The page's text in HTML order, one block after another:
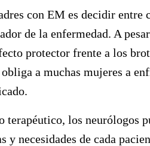
con EM es decidir entre
de la enfermedad. A
protector frente a los
a muchas mujeres a
terapéutico, los neurólogos
necesidades de cada